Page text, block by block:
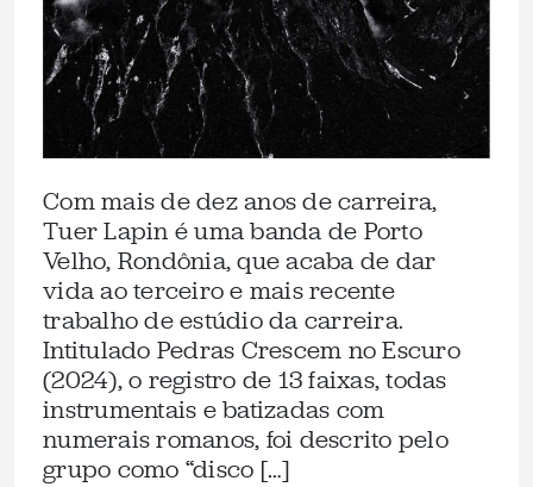
Com mais de dez anos de carreira,
Tuer Lapin é uma banda de Porto
Velho, Rondônia, que acaba de dar
vida ao terceiro e mais recente
trabalho de estúdio da carreira.
Intitulado Pedras Crescem no Escuro
(2024), o registro de 13 faixas, todas
instrumentais e batizadas com
numerais romanos, foi descrito pelo
grupo como “disco […]